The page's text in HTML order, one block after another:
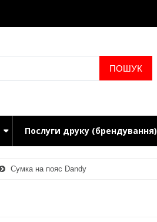
ПОШУК
Послуги друку (брендування)
Сумка на пояс Dandy